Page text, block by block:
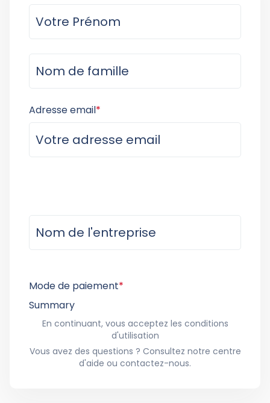
Adresse email*
Mode de paiement*
Summary
En continuant, vous acceptez les conditions
d'utilisation
Vous avez des questions ? Consultez notre centre
d'aide ou contactez-nous.